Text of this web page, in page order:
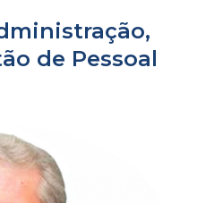
de Pessoal